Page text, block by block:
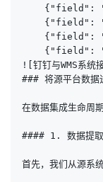
{"field":
{"field":
{"field":
{"field":
![钉钉与WMS
### 将源平台数据
在数据集成生命周
#### 1. 数据提取
首先，我们从源系